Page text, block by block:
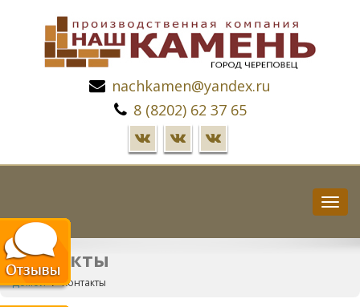
nachkamen@yandex.ru
8 (8202) 62 37 65
Контакты
Домой Контакты